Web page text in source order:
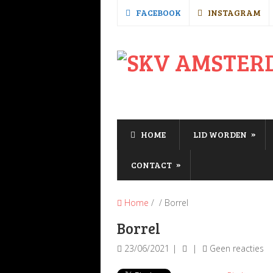
FACEBOOK INSTAGRAM
HOME LID WORDEN »
CONTACT »
Home / / Borrel
Borrel
23/06/2021 Geen reacties